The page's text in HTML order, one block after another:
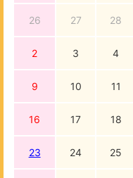
26 27 28
2 3 4
9 10 11
16 17 18
23 24 25